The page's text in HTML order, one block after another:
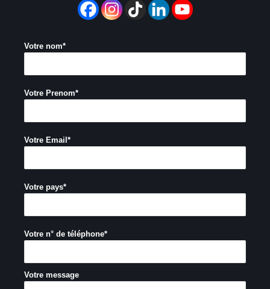
Votre nom*
Votre Prenom*
Votre Email*
Votre pays*
Votre n° de téléphone*
Votre message